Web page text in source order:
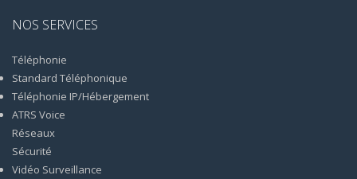
NOS SERVICES
Téléphonie
Standard Téléphonique
Téléphonie IP/Hébergement
ATRS Voice
Réseaux
Sécurité
Vidéo Surveillance